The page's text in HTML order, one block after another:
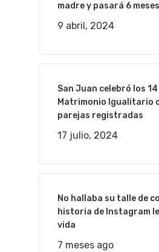
madre y pasará 6 meses
9 abril, 2024
San Juan celebró los
Matrimonio Igualitario
parejas registradas
17 julio, 2024
No hallaba su talle de
historia de Instagram
vida
7 meses ago